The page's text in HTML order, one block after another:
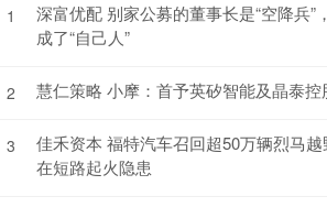
1
深富优配 别家公募的董事长是“空降兵”
成了“自己人”
2 慧仁策略 小摩：首予英矽智能及晶泰控
3
佳禾资本 福特汽车召回超50万辆烈马
在短路起火隐患